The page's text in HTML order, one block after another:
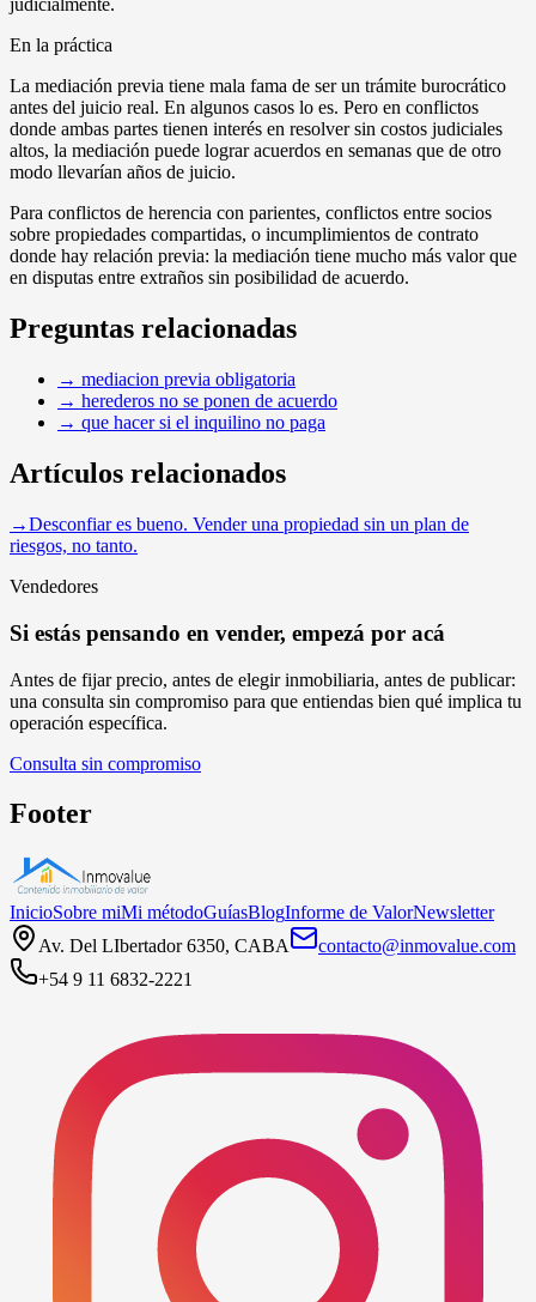
judicialmente.
En la práctica
La mediación previa tiene mala fama de ser un trámite burocrático
antes del juicio real. En algunos casos lo es. Pero en conflictos
donde ambas partes tienen interés en resolver sin costos judiciales
altos, la mediación puede lograr acuerdos en semanas que de otro
modo llevarían años de juicio.
Para conflictos de herencia con parientes, conflictos entre socios
sobre propiedades compartidas, o incumplimientos de contrato
donde hay relación previa: la mediación tiene mucho más valor que
en disputas entre extraños sin posibilidad de acuerdo.
Preguntas relacionadas
→ mediacion previa obligatoria
→ herederos no se ponen de acuerdo
→ que hacer si el inquilino no paga
Artículos relacionados
→Desconfiar es bueno. Vender una propiedad sin un plan de
riesgos, no tanto.
Vendedores
Si estás pensando en vender, empezá por acá
Antes de fijar precio, antes de elegir inmobiliaria, antes de publicar:
una consulta sin compromiso para que entiendas bien qué implica tu
operación específica.
Consulta sin compromiso
Footer
InicioSobre miMi métodoGuíasBlogInforme de ValorNewsletter
Av. Del LIbertador 6350, CABA
contacto@inmovalue.com
+54 9 11 6832-2221